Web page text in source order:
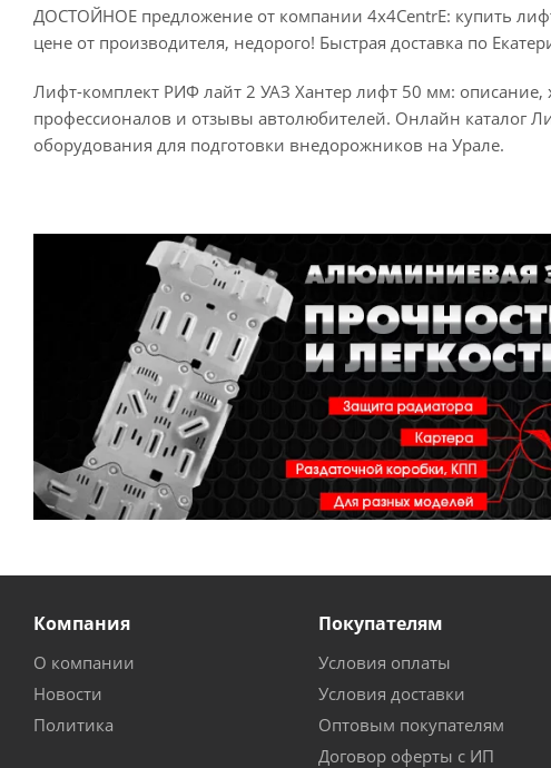
ДОСТОЙНОЕ предложение от компании 4x4CentrE: купить
цене от производителя, недорого! Быстрая доставка по
Лифт-комплект РИФ лайт 2 УАЗ Хантер лифт 50 мм: описание,
профессионалов и отзывы автолюбителей. Онлайн каталог
оборудования для подготовки внедорожников на Урале.
Компания
О компании
Новости
Политика
Покупателям
Условия оплаты
Условия доставки
Оптовым покупателям
Договор оферты с ИП